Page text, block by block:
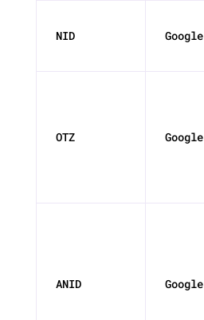
NID Google
OTZ Google
ANID Google